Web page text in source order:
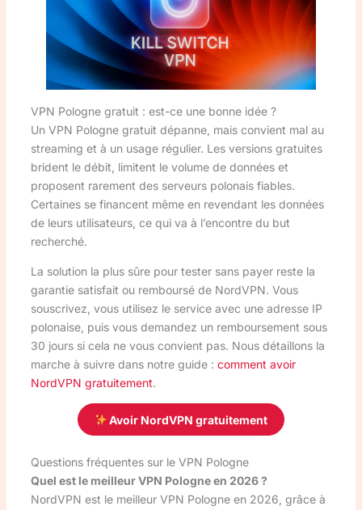
VPN Pologne gratuit : est-ce une bonne idée ?
Un VPN Pologne gratuit dépanne, mais convient mal au
streaming et à un usage régulier. Les versions gratuites
brident le débit, limitent le volume de données et
proposent rarement des serveurs polonais fiables.
Certaines se financent même en revendant les données
de leurs utilisateurs, ce qui va à l’encontre du but
recherché.
La solution la plus sûre pour tester sans payer reste la
garantie satisfait ou remboursé de NordVPN. Vous
souscrivez, vous utilisez le service avec une adresse IP
polonaise, puis vous demandez un remboursement sous
30 jours si cela ne vous convient pas. Nous détaillons la
marche à suivre dans notre guide : comment avoir
NordVPN gratuitement.
Avoir NordVPN gratuitement
Questions fréquentes sur le VPN Pologne
Quel est le meilleur VPN Pologne en 2026 ?
NordVPN est le meilleur VPN Pologne en 2026, grâce à